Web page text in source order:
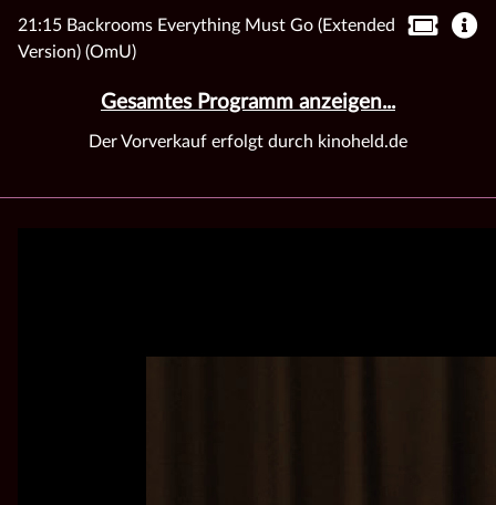
21:15 Backrooms Everything Must Go (Extended
Version) (OmU)
Gesamtes Programm anzeigen...
Der Vorverkauf erfolgt durch kinoheld.de